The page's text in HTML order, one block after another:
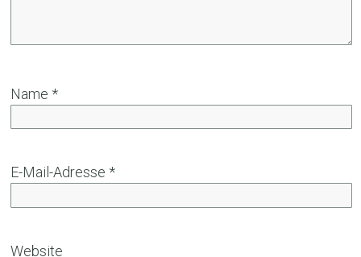
Name *
E-Mail-Adresse *
Website